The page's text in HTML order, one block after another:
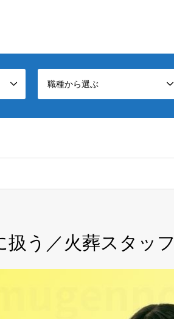
職種から選ぶ
扱う／火葬スタッフ